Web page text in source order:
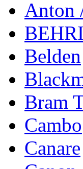
Anton
Belden
Bram
Cambo
Canare